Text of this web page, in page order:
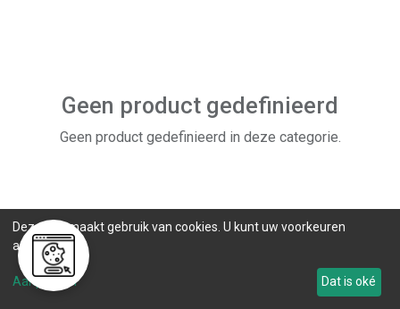
Geen product gedefinieerd
Geen product gedefinieerd in deze categorie.
Deze site maakt gebruik van cookies. U kunt uw voorkeuren
aanpassen.
Aanpassen Dat is oké